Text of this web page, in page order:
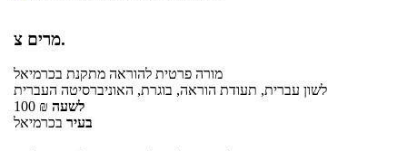
מרים צ.
מורה פרטית להוראה מתקנת בכרמיאל
לשון עברית, תעודת הוראה, בוגרת, האוניברסיטה העברית
100 ₪ לשעה
בעיר בכרמיאל